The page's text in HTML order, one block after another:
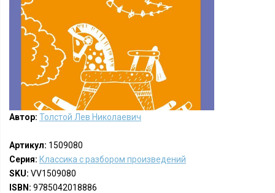
Автор: Толстой Лев Николаевич
Артикул: 1509080
Серия: Классика с разбором произведений
SKU: VV1509080
ISBN: 9785042018886